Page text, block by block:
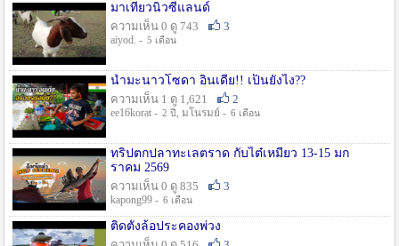
มาเที่ยวนิวซีแลนด์
ความเห็น 0 ดู 743
3
aiyod. - 5 เดือน
น้ำมะนาวโซดา อินเดีย!! เป็นยังไง??
ความเห็น 1 ดู 1,621
2
ee16korat - 2 ปี , มโนรมย์ - 6 เดือน
ทริปตกปลาทะเลตราด กับไต๋เหมี่ยว 13-15 มก
ราคม 2569
ความเห็น 0 ดู 835
3
kapong99 - 6 เดือน
ติดตั้งล้อประคองพ่วง